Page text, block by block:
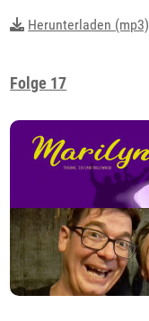
Herunterladen (mp3)
Folge 17